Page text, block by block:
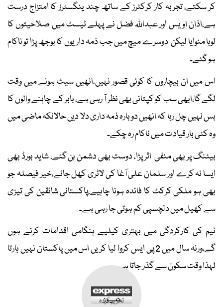
کر سکتے، تجربہ کار کرکٹرز کے ساتھ چند ینگسٹرز کا امتزاج درست
ہے،اذان اویس اور عبداللہ فضل نے پہلے ٹیسٹ میں صلاحیتوں کا
لوہا منوایا لیکن دوسرے میچ میں جب ذمہ داریوں کا بوجھ پڑا تو ناکام
ہو گئے۔
اس میں ان بیچاروں کا کوئی قصور نہیں،انھیں سیٹ ہونے میں وقت
لگے گا،ابھی سب کو کپتانی بھی نظر آ رہی ہے، بابر کے چاہنے والوں کا
بس نہیں چل رہا کہ انھیں دوبارہ ذمہ داری دلا دیں حالانکہ ماضی میں
وہ کئی بار قیادت میں ناکام رہ چکے۔
بیٹنگ پر بھی منفی اثر پڑا، دوست بھی دشمن بن گئے، شاید بورڈ بھی
ایسا نہ کرے اور سلمان علی آغا کی لاٹری کھل جائے،خیر فیصلہ جو
بھی ہو ملکی کرکٹ کا فائدہ ہونا چاہیے،پاکستانی شائقین کی تیزی
سے کھیل میں دلچسپی کم ہوتی جا رہی ہے۔
ٹیم کی کارکردگی میں بہتری کیلیے ہنگامی اقدامات کرنے ہوں
گے،ورنہ سال میں 2 پی ایس کروا لیا کریں اس میں پاکستان نہیں ہارتا
لہذا وقت سکون سے گذر جاتا ہے۔
تحریر کردہ